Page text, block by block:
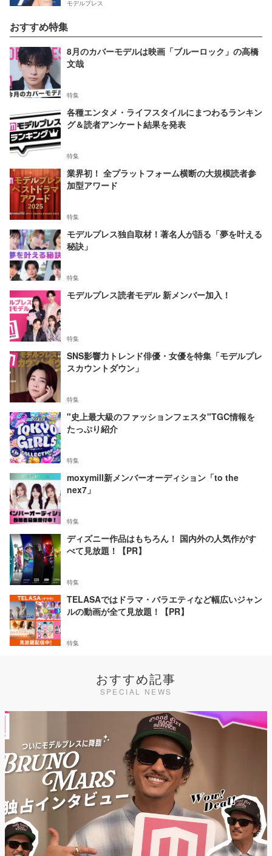
モデルプレス
おすすめ特集
8月のカバーモデルは映画「ブルーロック」の高橋
文哉
特集
各種エンタメ・ライフスタイルにまつわるランキン
グ＆読者アンケート結果を発表
特集
業界初！ 全プラットフォーム横断の大規模読者参
加型アワード
特集
モデルプレス独自取材！著名人が語る「夢を叶える
秘訣」
特集
モデルプレス読者モデル 新メンバー加入！
特集
SNS影響力トレンド俳優・女優を特集「モデルプレ
スカウントダウン」
特集
"史上最大級のファッションフェスタ"TGC情報を
たっぷり紹介
特集
moxymill新メンバーオーディション「to the
nex7」
特集
ディズニー作品はもちろん！ 国内外の人気作がす
べて見放題！【PR】
特集
TELASAではドラマ・バラエティなど幅広いジャン
ルの動画が全て見放題！【PR】
特集
おすすめ記事
SPECIAL NEWS